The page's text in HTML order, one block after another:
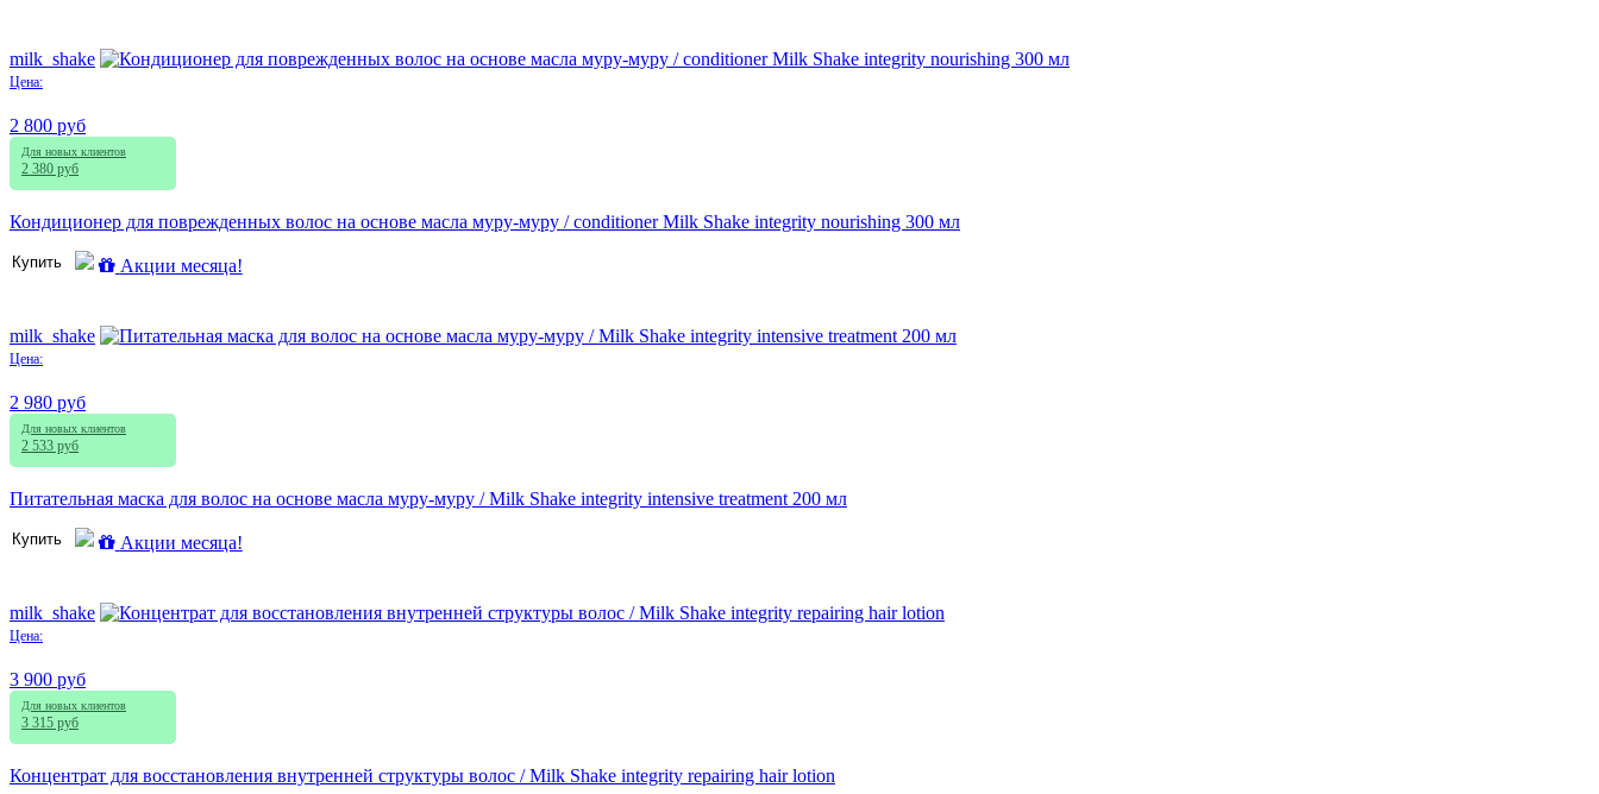
milk_shake
Цена:
2 800 руб
Для новых клиентов
2 380 руб
Кондиционер для поврежденных волос на основе масла муру-муру / conditioner Milk Shake integrity nourishing 300 мл
Купить Акции месяца!
milk_shake
Цена:
2 980 руб
Для новых клиентов
2 533 руб
Питательная маска для волос на основе масла муру-муру / Milk Shake integrity intensive treatment 200 мл
Купить Акции месяца!
milk_shake
Цена:
3 900 руб
Для новых клиентов
3 315 руб
Концентрат для восстановления внутренней структуры волос / Milk Shake integrity repairing hair lotion